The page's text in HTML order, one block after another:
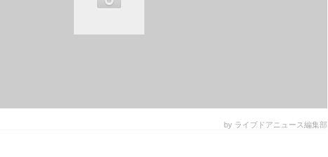
by ライブドアニュース編集部